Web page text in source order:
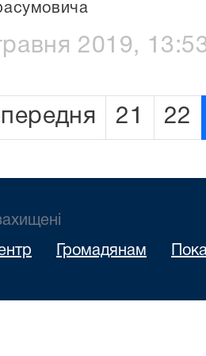
2019,
21 22
Громадянам